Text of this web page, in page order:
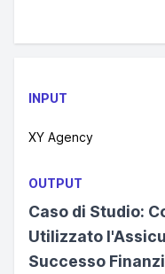
INPUT
XY Agency
OUTPUT
Caso di Studio:
Utilizzato
Successo